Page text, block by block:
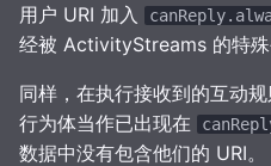
用户 URI 加入
经被 ActivityStreams 的特殊
同样，在执行接收到的互动
行为体当作已出现在
数据中没有包含他们的 URI。